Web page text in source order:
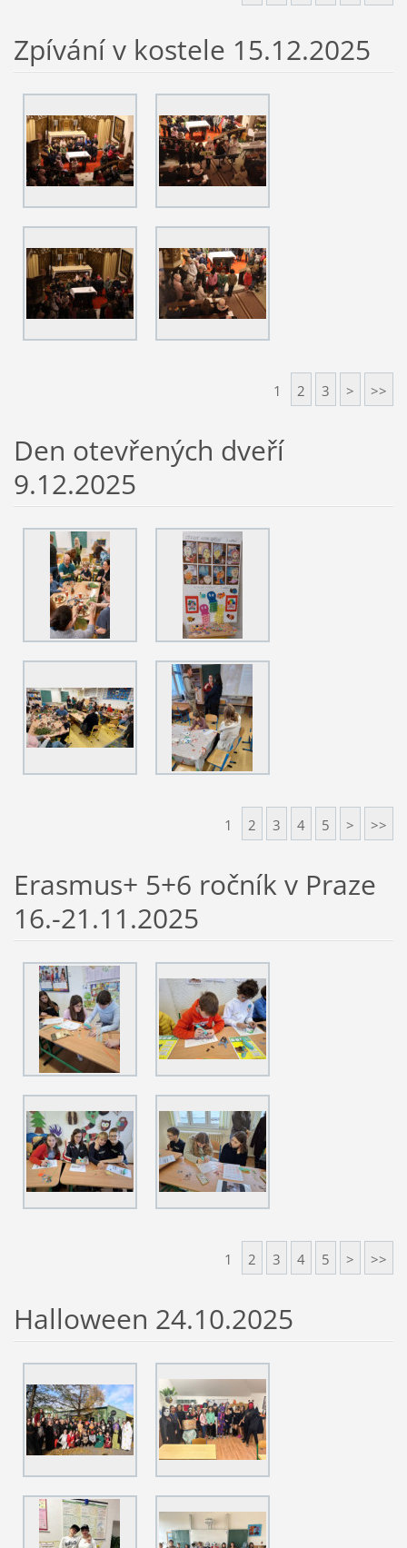
Zpívání v kostele 15.12.2025
1 2 3 > >>
Den otevřených dveří
9.12.2025
1 2 3 4 5 > >>
Erasmus+ 5+6 ročník v Praze
16.-21.11.2025
1 2 3 4 5 > >>
Halloween 24.10.2025